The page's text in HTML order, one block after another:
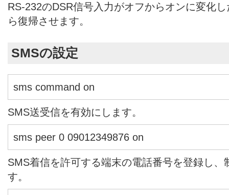
RS-232のDSR信号入力がオフからオンに変化
ら復帰させます。
SMSの設定
sms command on
SMS送受信を有効にします。
sms peer 0 09012349876 on
SMS着信を許可する端末の電話番号を登録し、
す。